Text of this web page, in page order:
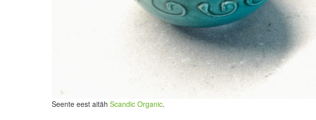
Seente eest aitäh Scandic Organic.